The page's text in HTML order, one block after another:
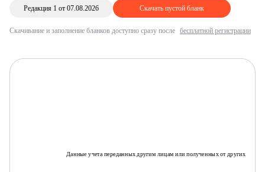
Редакция 1 от 07.08.2026 Скачать пустой бланк
Скачивание и заполнение бланков доступно сразу после бесплатной регистрации
Данные учета переданных другим лицам или полученных от других лиц